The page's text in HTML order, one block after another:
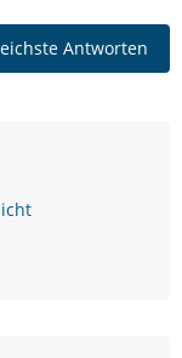
Antworten